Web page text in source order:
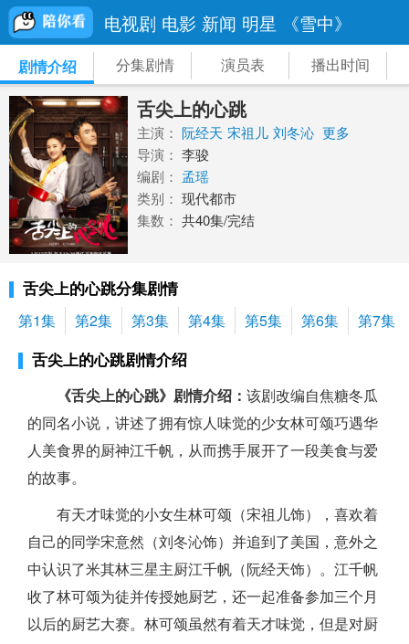
电视剧 电影 新闻 明星 《雪中》
剧情介绍 分集剧情 演员表 播出时间
舌尖上的心跳
主演： 阮经天 宋祖儿 刘冬沁 更多
导演： 李骏
编剧： 孟瑶
类别： 现代都市
集数： 共40集/完结
舌尖上的心跳分集剧情
第1集 第2集 第3集 第4集 第5集 第6集 第7集
舌尖上的心跳剧情介绍
《舌尖上的心跳》剧情介绍：该剧改编自焦糖冬瓜
的同名小说，讲述了拥有惊人味觉的少女林可颂巧遇华
人美食界的厨神江千帆，从而携手展开了一段美食与爱
的故事。
有天才味觉的小女生林可颂（宋祖儿饰），喜欢着
自己的同学宋意然（刘冬沁饰）并追到了美国，意外之
中认识了米其林三星主厨江千帆（阮经天饰）。江千帆
收了林可颂为徒并传授她厨艺，还一起准备参加三个月
以后的厨艺大赛。林可颂虽然有着天才味觉，但是对厨